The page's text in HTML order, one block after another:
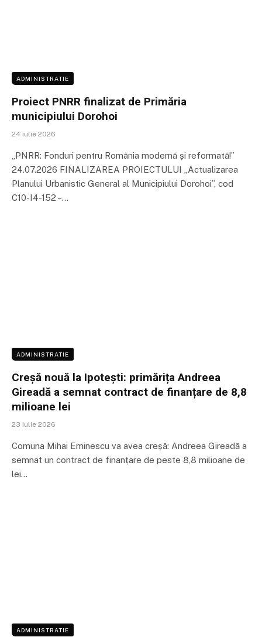
ADMINISTRATIE
Proiect PNRR finalizat de Primăria
municipiului Dorohoi
24 iulie 2026
„PNRR: Fonduri pentru România modernă și reformată!”
24.07.2026 FINALIZAREA PROIECTULUI „Actualizarea
Planului Urbanistic General al Municipiului Dorohoi”, cod
C10-I4-152 –…
ADMINISTRATIE
Creșă nouă la Ipotești: primărița Andreea
Gireadă a semnat contract de finanțare de 8,8
milioane lei
23 iulie 2026
Comuna Mihai Eminescu va avea creșă: Andreea Gireadă a
semnat un contract de finanțare de peste 8,8 milioane de
lei…
ADMINISTRATIE